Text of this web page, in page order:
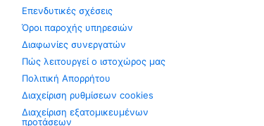
Επενδυτικές σχέσεις
Όροι παροχής υπηρεσιών
Διαφωνίες συνεργατών
Πώς λειτουργεί ο ιστοχώρος μας
Πολιτική Απορρήτου
Διαχείριση ρυθμίσεων cookies
Διαχείριση εξατομικευμένων
προτάσεων